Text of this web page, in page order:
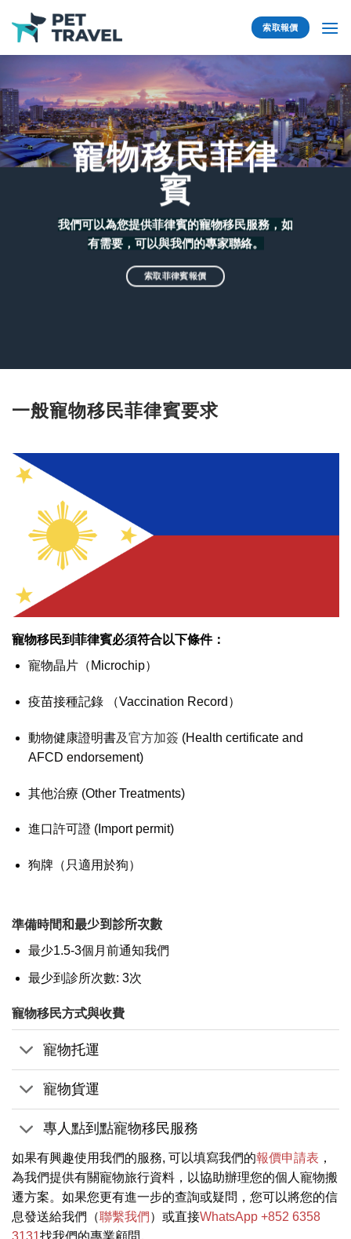
索取報價
寵物移民菲律
賓
我們可以為您提供菲律賓的寵物移民服務，如
有需要，可以與我們的專家聯絡。
索取菲律賓報價
一般寵物移民菲律賓要求
寵物移民到菲律賓必須符合以下條件：
寵物晶片（Microchip）
疫苗接種記錄 （Vaccination Record）
動物健康證明書及官方加簽 (Health certificate and
AFCD endorsement)
其他治療 (Other Treatments)
進口許可證 (Import permit)
狗牌（只適用於狗）
準備時間和最少到診所次數
最少1.5-3個月前通知我們
最少到診所次數: 3次
寵物移民方式與收費
寵物托運
寵物貨運
專人點到點寵物移民服務
如果有興趣使用我們的服務, 可以填寫我們的報價申請表 ，
為我們提供有關寵物旅行資料，以協助辦理您的個人寵物搬
遷方案。如果您更有進一步的查詢或疑問，您可以將您的信
息發送給我們（聯繫我們 ）或直接WhatsApp +852 6358
3131找我們的專業顧問。